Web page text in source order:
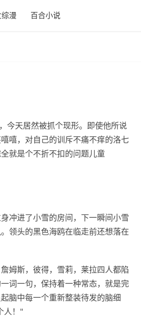
漫 百合小说
今天居然被抓个现形。即使他所说
嘻，对自己的训斥不痛不痒的洛七
就是个不折不扣的问题儿童
冲进了小雪的房间，下一瞬间小雪
领头的黑色海鸥在临走前还想落在
姆斯，彼得，雪莉，莱拉四人都陷
词一句，保持着一种常态，就是完
脑中每一个重新整装待发的脑细
人！"